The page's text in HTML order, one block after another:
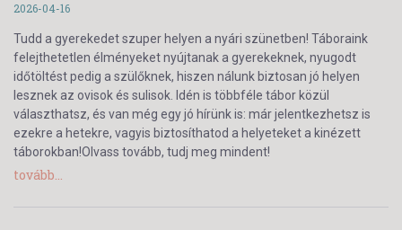
2026-04-16
Tudd a gyerekedet szuper helyen a nyári szünetben! Táboraink
felejthetetlen élményeket nyújtanak a gyerekeknek, nyugodt
időtöltést pedig a szülőknek, hiszen nálunk biztosan jó helyen
lesznek az ovisok és sulisok. Idén is többféle tábor közül
választhatsz, és van még egy jó hírünk is: már jelentkezhetsz is
ezekre a hetekre, vagyis biztosíthatod a helyeteket a kinézett
táborokban!Olvass tovább, tudj meg mindent!
tovább...